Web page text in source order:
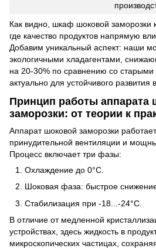
Как видно, шкаф шоковой заморозки
где качество продуктов напрямую
Добавим уникальный аспект: наши
экологичными хладагентами,
на 20-30% по сравнению со старыми
актуально для устойчивого развития
Принцип работы аппарата
заморозки: от теории к
Аппарат шоковой заморозки
принудительной вентиляции и
Процесс включает три фазы:
Охлаждение до 0°C.
Шоковая фаза: быстрое
Стабилизация при -18...-24°C.
В отличие от медленной
устройствах, здесь жидкость в
микроскопических частицах,